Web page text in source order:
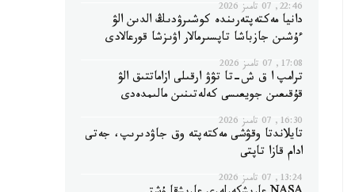
22:46, 07 تامىز 2026
دانيا مەكتەپتەرىندە كوشىرۋدىڭ الدىن الۋ
ءۇشىن جازباشا تاپسىرمالار اۋىزشا قورعالادى
17:08, 07 تامىز 2026
ترامپ ا ق ش-تا تۋۋ ارقىلى ازاماتتىق الۋ
قۇقىعىن جويعىسى كەلەتىنىن مالىمدەدى
16:30, 07 تامىز 2026
تايلاندتا وقۋشى مەكتەپتە وق جاۋدىرىپ، جەتى
ادام قازا تاپتى
13:24, 07 تامىز 2026